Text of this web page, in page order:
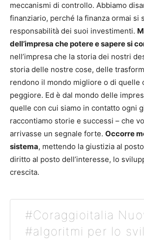
meccanismi di controllo. Abbiamo
finanziario, perché la finanza ormai si
responsabilità dei suoi investimenti.
dell’impresa che potere e sapere si
nell’impresa che la storia dei nostri
storia delle nostre cose, delle
rendono il mondo migliore o di quelle
peggiore. Ed è dal mondo delle
quelle con cui siamo in contatto ogni
raccontiamo storie e successi – che
arrivasse un segnale forte. Occorre
sistema, mettendo la giustizia al
diritto al posto dell’interesse, lo
crescita.
#Coraggioitalia
#algoritmi per lo